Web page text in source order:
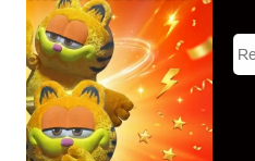
Tous Mascottes